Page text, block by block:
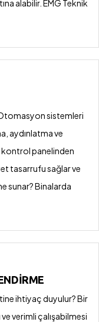
alabilir. EMG Teknik
sistemleri
aydınlatma ve
kontrol panelinden
tasarrufu sağlar ve
sunar? Binalarda
dostu arayüzlerle
hem enerji
Her projenin
ihtiyaç duyulur? Bir
verimli çalışabilmesi